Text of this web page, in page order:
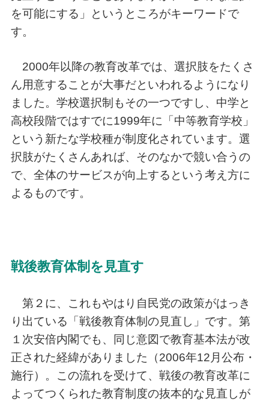
を可能にする」というところがキーワードで
す。
2000年以降の教育改革では、選択肢をたくさ
ん用意することが大事だといわれるようになり
ました。学校選択制もその一つですし、中学と
高校段階ではすでに1999年に「中等教育学校」
という新たな学校種が制度化されています。選
択肢がたくさんあれば、そのなかで競い合うの
で、全体のサービスが向上するという考え方に
よるものです。
戦後教育体制を見直す
第２に、これもやはり自民党の政策がはっき
り出ている「戦後教育体制の見直し」です。第
１次安倍内閣でも、同じ意図で教育基本法が改
正された経緯がありました（2006年12月公布・
施行）。この流れを受けて、戦後の教育改革に
よってつくられた教育制度の抜本的な見直しが